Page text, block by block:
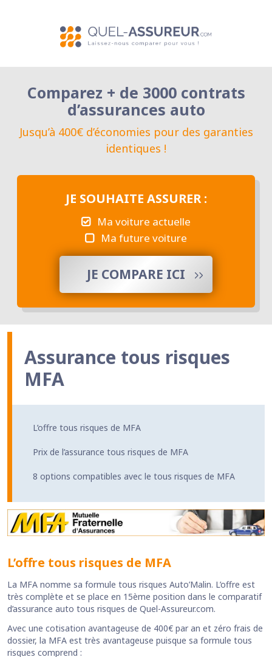
Comparez + de 3000 contrats
d’assurances auto
Jusqu’à 400€ d’économies pour des garanties
identiques !
JE SOUHAITE ASSURER :
Ma voiture actuelle
Ma future voiture
JE COMPARE ICI
Assurance tous risques
MFA
L’offre tous risques de MFA
Prix de l’assurance tous risques de MFA
8 options compatibles avec le tous risques de MFA
L’offre tous risques de MFA
La MFA nomme sa formule tous risques Auto’Malin. L’offre est
très complète et se place en 15ème position dans le comparatif
d’assurance auto tous risques de Quel-Assureur.com.
Avec une cotisation avantageuse de 400€ par an et zéro frais de
dossier, la MFA est très avantageuse puisque sa formule tous
risques comprend :